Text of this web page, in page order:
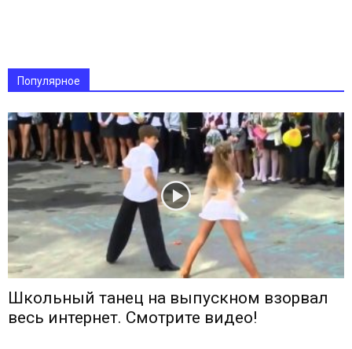
Популярное
Школьный танец на выпускном взорвал
весь интернет. Смотрите видео!